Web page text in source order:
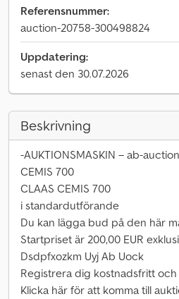
Referensnummer:
auction-20758-300498824
Uppdatering:
senast den 30.07.2026
Beskrivning
-AUKTIONSMASKIN – ab-auction
CEMIS 700
CLAAS CEMIS 700
i standardutförande
Du kan lägga bud på den här
Startpriset är 200,00 EUR
Dsdpfxozkm Uyj Ab Uock
Registrera dig kostnadsfritt
Klicka här för att komma till